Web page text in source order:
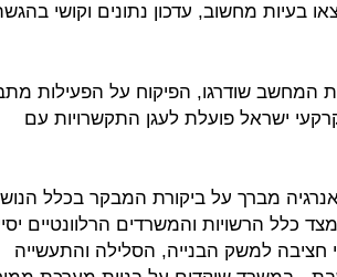
2025". עוד נמצאו בעיות מחשוב, עדכון נתונים וקושי
המחשב שודרגו, הפיקוח על הפעילות
מקרקעי ישראל פועלת לעגן התקשרויות עם
מברך על ביקורת המבקר בכלל
כלל הרשויות והמשרדים הרלוונטיים
למשק הבנייה, הסלילה והתעשייה